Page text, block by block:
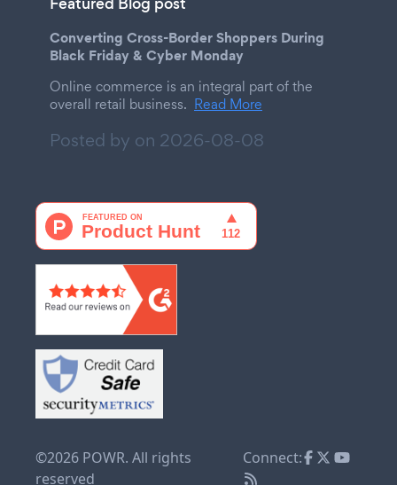
Converting Cross-Border Shoppers During
Black Friday & Cyber Monday
Online commerce is an integral part of the
overall retail business. Read More
Posted by on 2026-08-08
©2026 POWR. All rights
reserved
Connect: